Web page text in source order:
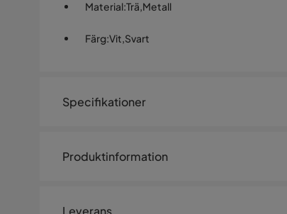
Material:Trä,Metall
Färg:Vit,Svart
Specifikationer
Storlek
Produktinformation
Leverans